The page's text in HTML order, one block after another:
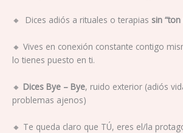
🔸 Dices adiós a rituales o terapias sin
🔸 Vives en conexión constante contigo
lo tienes puesto en ti.
🔸 Dices Bye – Bye, ruido exterior (adiós
problemas ajenos)
🔸 Te queda claro que TÚ, eres el/la